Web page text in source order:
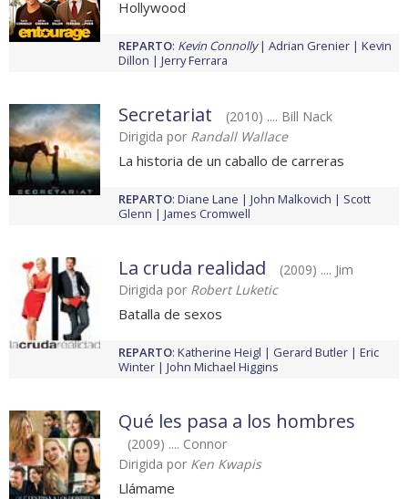
Hollywood
REPARTO: Kevin Connolly Adrian Grenier
Kevin
Dillon
Jerry Ferrara
Secretariat
(2010) .... Bill Nack
Dirigida por Randall Wallace
La historia de un caballo de carreras
REPARTO: Diane Lane John Malkovich
Scott
Glenn
James Cromwell
La cruda realidad
(2009) .... Jim
Dirigida por Robert Luketic
Batalla de sexos
REPARTO: Katherine Heigl Gerard Butler
Eric
Winter
John Michael Higgins
Qué les pasa a los hombres
(2009) .... Connor
Dirigida por Ken Kwapis
Llámame